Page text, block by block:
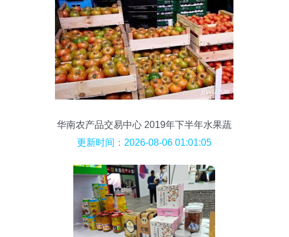
华南农产品交易中心 2019年下半年水果蔬
菜行业四大趋势与食用农产品零售新动向
更新时间：2026-08-06 01:01:05